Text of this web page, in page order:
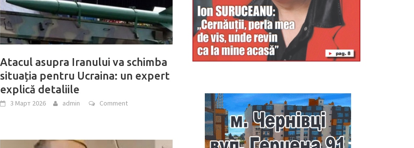
Atacul asupra Iranului va schimba
situația pentru Ucraina: un expert
explică detaliile
3 Март 2026 admin Comment